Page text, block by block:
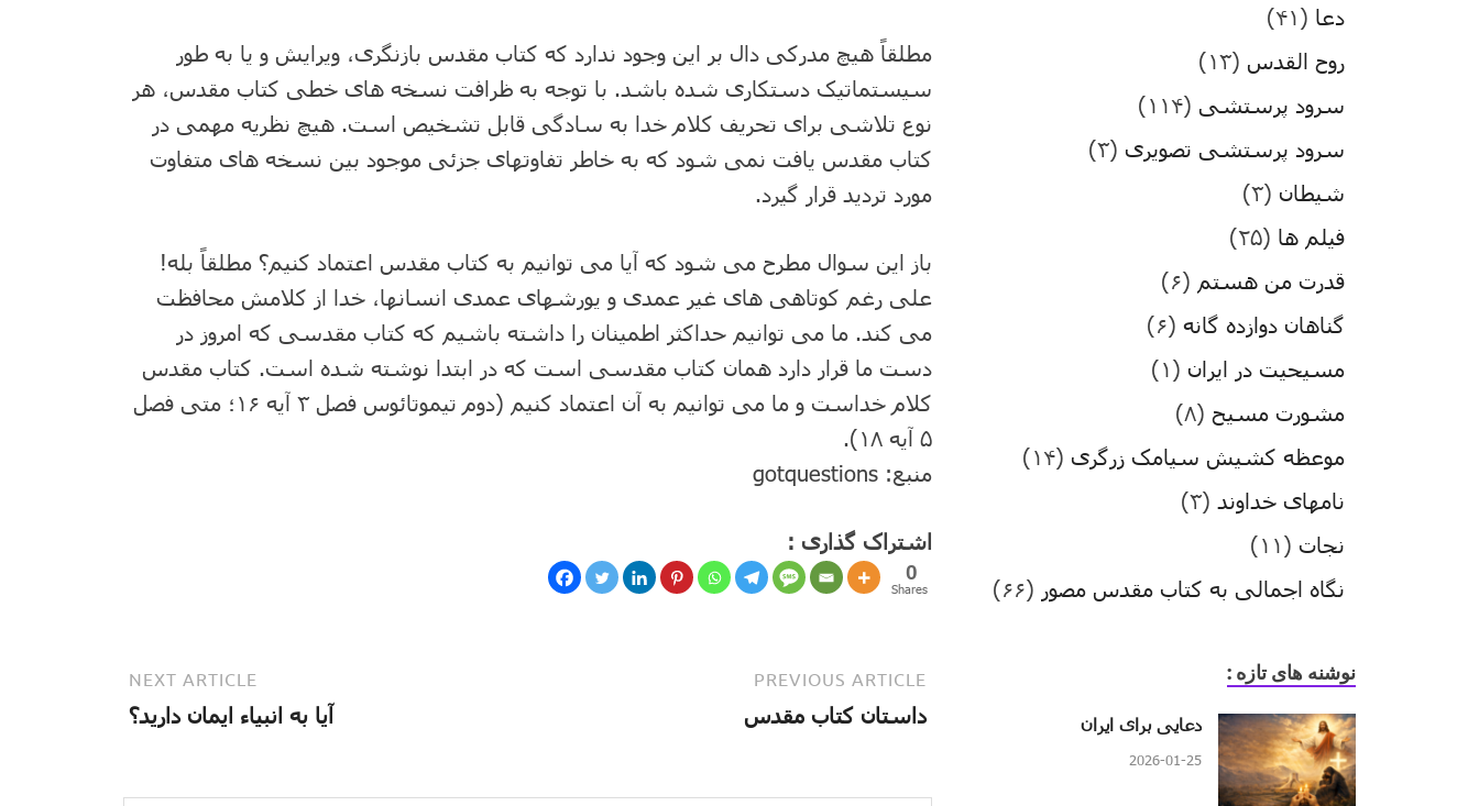
مطلقاً هیچ مدرکی دال بر این وجود ندارد که کتاب مقدس بازنگری، ویرایش و یا به طور
سیستماتیک دستکاری شده باشد. با توجه به ظرافت نسخه های خطی کتاب مقدس، هر
نوع تلاشی برای تحریف کلام خدا به سادگی قابل تشخیص است. هیچ نظریه مهمی در
کتاب مقدس یافت نمی شود که به خاطر تفاوتهای جزئی موجود بین نسخه های متفاوت
مورد تردید قرار گیرد.
باز این سوال مطرح می شود که آیا می توانیم به کتاب مقدس اعتماد کنیم؟ مطلقاً بله!
علی رغم کوتاهی های غیر عمدی و یورشهای عمدی انسانها، خدا از کلامش محافظت
می کند. ما می توانیم حداکثر اطمینان را داشته باشیم که کتاب مقدسی که امروز در
دست ما قرار دارد همان کتاب مقدسی است که در ابتدا نوشته شده است. کتاب مقدس
کلام خداست و ما می توانیم به آن اعتماد کنیم (دوم تیموتائوس فصل ۳ آیه ۱۶؛ متی فصل
۵ آیه ۱۸).
منبع: gotquestions
اشتراک گذاری :
0
Shares
PREVIOUS ARTICLE
داستان کتاب مقدس
NEXT ARTICLE
آیا به انبیاء ایمان دارید؟
دعا (۴۱)
روح القدس (۱۳)
سرود پرستشی (۱۱۴)
سرود پرستشی تصویری (۳)
شیطان (۳)
فیلم ها (۲۵)
قدرت من هستم (۶)
گناهان دوازده گانه (۶)
مسیحیت در ایران (۱)
مشورت مسیح (۸)
موعظه کشیش سیامک زرگری (۱۴)
نامهای خداوند (۳)
نجات (۱۱)
نگاه اجمالی به کتاب مقدس مصور (۶۶)
نوشنه های تازه :
دعایی برای ایران
2026-01-25